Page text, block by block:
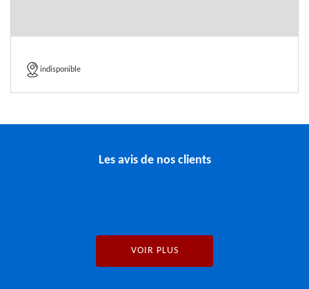
indisponible
Les avis de nos clients
VOIR PLUS